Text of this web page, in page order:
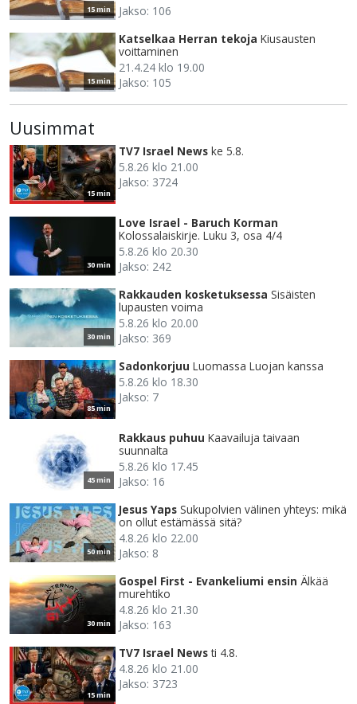
15 min
Jakso: 106
15 min
Katselkaa Herran tekoja Kiusausten
voittaminen
21.4.24 klo 19.00
Jakso: 105
Uusimmat
15 min
TV7 Israel News ke 5.8.
5.8.26 klo 21.00
Jakso: 3724
30 min
Love Israel - Baruch Korman
Kolossalaiskirje. Luku 3, osa 4/4
5.8.26 klo 20.30
Jakso: 242
30 min
Rakkauden kosketuksessa Sisäisten
lupausten voima
5.8.26 klo 20.00
Jakso: 369
85 min
Sadonkorjuu Luomassa Luojan kanssa
5.8.26 klo 18.30
Jakso: 7
45 min
Rakkaus puhuu Kaavailuja taivaan
suunnalta
5.8.26 klo 17.45
Jakso: 16
50 min
Jesus Yaps Sukupolvien välinen yhteys: mikä
on ollut estämässä sitä?
4.8.26 klo 22.00
Jakso: 8
30 min
Gospel First - Evankeliumi ensin Älkää
murehtiko
4.8.26 klo 21.30
Jakso: 163
15 min
TV7 Israel News ti 4.8.
4.8.26 klo 21.00
Jakso: 3723